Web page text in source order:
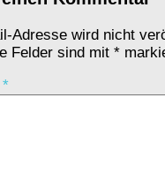
Adresse wird nicht
Felder sind mit *
*